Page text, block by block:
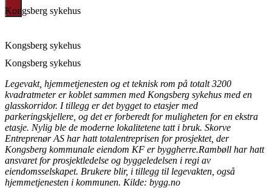
Kongsberg sykehus
Kongsberg sykehus
Kongsberg sykehus
Legevakt, hjemmetjenesten og et teknisk rom på totalt 3200
kvadratmeter er koblet sammen med Kongsberg sykehus med en
glasskorridor. I tillegg er det bygget to etasjer med
parkeringskjellere, og det er forberedt for muligheten for en ekstra
etasje. Nylig ble de moderne lokalitetene tatt i bruk. Skorve
Entreprenør AS har hatt totalentreprisen for prosjektet, der
Kongsberg kommunale eiendom KF er byggherre.Rambøll har hatt
ansvaret for prosjektledelse og byggeledelsen i regi av
eiendomsselskapet. Brukere blir, i tillegg til legevakten, også
hjemmetjenesten i kommunen. Kilde: bygg.no